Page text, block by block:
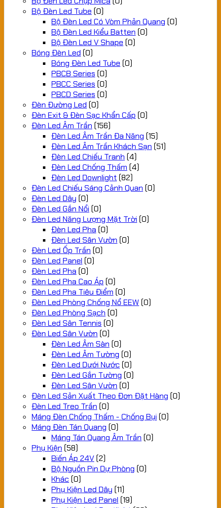
Bộ Đèn Led Tube (0)
Bộ Đèn Led Có Vòm Phản Quang (0)
Bộ Đèn Led Kiểu Batten (0)
Bộ Đèn Led V Shape (0)
Bóng Đèn Led (0)
Bóng Đèn Led Tube (0)
PBCB Series (0)
PBCC Series (0)
PBCD Series (0)
Đèn Đường Led (0)
Đèn Exit & Đèn Sạc Khẩn Cấp (0)
Đèn Led Âm Trần (156)
Đèn Led Âm Trần Đa Năng (15)
Đèn Led Âm Trần Khách Sạn (51)
Đèn Led Chiếu Tranh (4)
Đèn Led Chống Thấm (4)
Đèn Led Downlight (82)
Đèn Led Chiếu Sáng Cảnh Quan (0)
Đèn Led Dây (0)
Đèn Led Gắn Nổi (0)
Đèn Led Năng Lượng Mặt Trời (0)
Đèn Led Pha (0)
Đèn Led Sân Vườn (0)
Đèn Led Ốp Trần (0)
Đèn Led Panel (0)
Đèn Led Pha (0)
Đèn Led Pha Cao Áp (0)
Đèn Led Pha Tiêu Điểm (0)
Đèn Led Phòng Chống Nổ EEW (0)
Đèn Led Phòng Sạch (0)
Đèn Led Sân Tennis (0)
Đèn Led Sân Vườn (0)
Đèn Led Âm Sàn (0)
Đèn Led Âm Tường (0)
Đèn Led Dưới Nước (0)
Đèn Led Gắn Tường (0)
Đèn Led Sân Vườn (0)
Đèn Led Sản Xuất Theo Đơn Đặt Hàng (0)
Đèn Led Treo Trần (0)
Máng Đèn Chống Thấm - Chống Bụi (0)
Máng Đèn Tán Quang (0)
Máng Tán Quang Âm Trần (0)
Phụ Kiện (58)
Biến Áp 24V(2)
Bộ Nguồn Pin Dự Phòng (0)
Khác (0)
Phụ Kiện Led Dây (11)
Phụ Kiện Led Panel (19)